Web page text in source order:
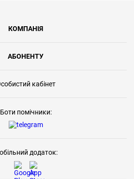
КОМПАНІЯ
АБОНЕНТУ
кабінет
Боти помічники:
додаток: